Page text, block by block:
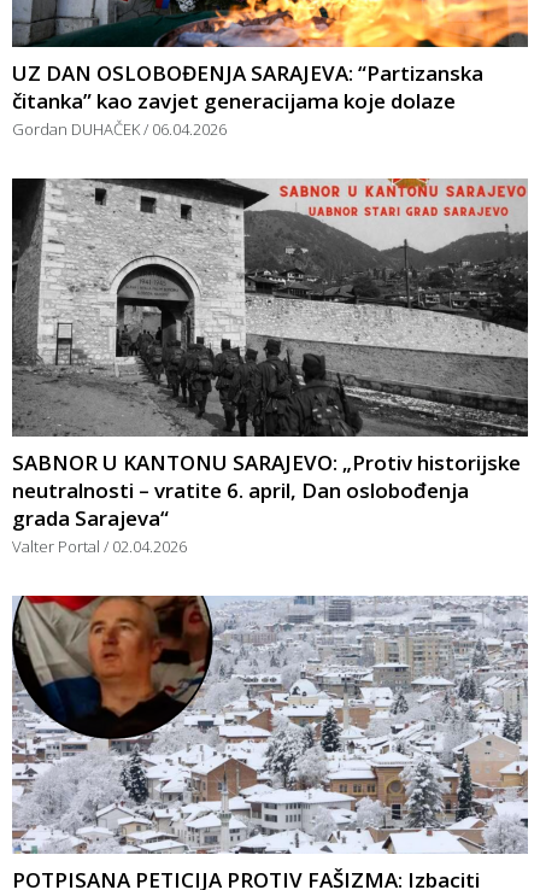
UZ DAN OSLOBOĐENJA SARAJEVA: “Partizanska
čitanka” kao zavjet generacijama koje dolaze
Gordan DUHAČEK 06.04.2026
SABNOR U KANTONU SARAJEVO: „Protiv historijske
neutralnosti – vratite 6. april, Dan oslobođenja
grada Sarajeva“
Valter Portal 02.04.2026
POTPISANA PETICIJA PROTIV FAŠIZMA: Izbaciti